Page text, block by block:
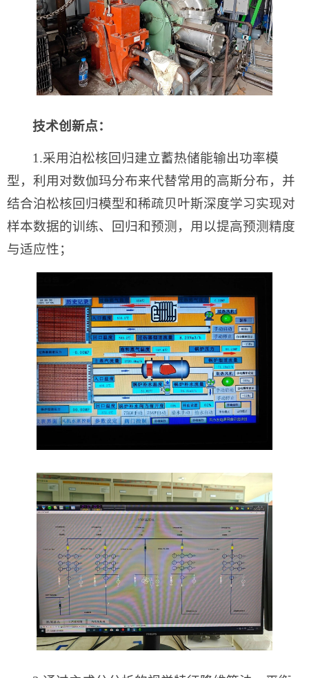
技术创新点：
1.采用泊松核回归建立蓄热储能输出功率模
型，利用对数伽玛分布来代替常用的高斯分布，并
结合泊松核回归模型和稀疏贝叶斯深度学习实现对
样本数据的训练、回归和预测，用以提高预测精度
与适应性；